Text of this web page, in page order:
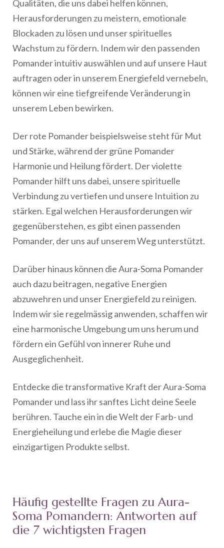
Qualitäten, die uns dabei helfen können,
Herausforderungen zu meistern, emotionale
Blockaden zu lösen und unser spirituelles
Wachstum zu fördern. Indem wir den passenden
Pomander intuitiv auswählen und auf unsere Haut
auftragen oder in unserem Energiefeld vernebeln,
können wir eine tiefgreifende Veränderung in
unserem Leben bewirken.
Der rote Pomander beispielsweise steht für Mut
und Stärke, während der grüne Pomander
Harmonie und Heilung fördert. Der violette
Pomander hilft uns dabei, unsere spirituelle
Verbindung zu vertiefen und unsere Intuition zu
stärken. Egal welchen Herausforderungen wir
gegenüberstehen, es gibt einen passenden
Pomander, der uns auf unserem Weg unterstützt.
Darüber hinaus können die Aura-Soma Pomander
auch dazu beitragen, negative Energien
abzuwehren und unser Energiefeld zu reinigen.
Indem wir sie regelmässig anwenden, schaffen wir
eine harmonische Umgebung um uns herum und
fördern ein Gefühl von innerer Ruhe und
Ausgeglichenheit.
Entdecke die transformative Kraft der Aura-Soma
Pomander und lass ihr sanftes Licht deine Seele
berühren. Tauche ein in die Welt der Farb- und
Energieheilung und erlebe die Magie dieser
einzigartigen Produkte selbst.
Häufig gestellte Fragen zu Aura-
Soma Pomandern: Antworten auf
die 7 wichtigsten Fragen